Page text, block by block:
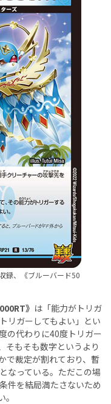
録、《ブルーバード50
》 は「能力がトリガ
リガーしてもよい」とい
の代わりに40度トリガー
そもそも数字というより
で裁定が割れており、暫
なっている。ただこの場
件を結局満たさないため